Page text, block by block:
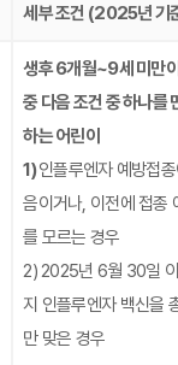
세부 조건 (2025년 기
생후 6개월~9세 미만
중 다음 조건 중 하나를
하는 어린이
1)인플루엔자 예방접종
음이거나, 이전에 접종
를 모르는 경우
2) 2025년 6월 30일
지 인플루엔자 백신을
만 맞은 경우